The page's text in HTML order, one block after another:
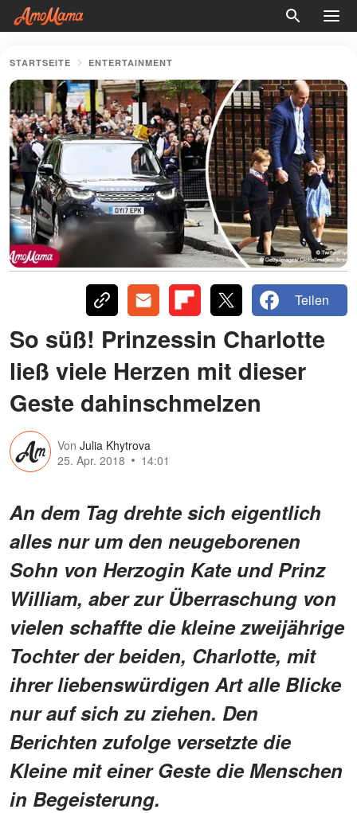
STARTSEITE ENTERTAINMENT
Teilen
So süß! Prinzessin Charlotte
ließ viele Herzen mit dieser
Geste dahinschmelzen
Von Julia Khytrova
25. Apr. 2018
14:01
An dem Tag drehte sich eigentlich
alles nur um den neugeborenen
Sohn von Herzogin Kate und Prinz
William, aber zur Überraschung von
vielen schaffte die kleine zweijährige
Tochter der beiden, Charlotte, mit
ihrer liebenswürdigen Art alle Blicke
nur auf sich zu ziehen. Den
Berichten zufolge versetzte die
Kleine mit einer Geste die Menschen
in Begeisterung.